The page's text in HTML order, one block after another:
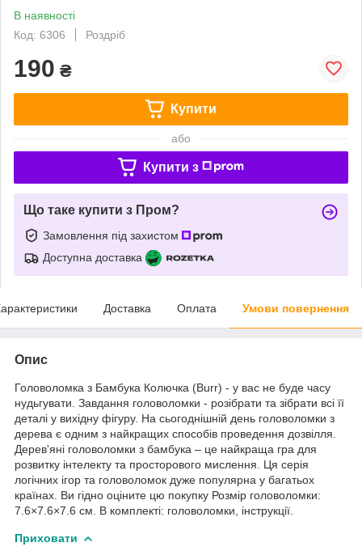
В наявності
Код: 6306
Роздріб
190 ₴
Купити
або
Купити з
Що таке купити з Пром?
Замовлення під захистом
Доступна доставка
Доставка Оплата Умови повернення
Опис
Головоломка з Бамбука Колючка (Burr) - у вас не буде часу
нудьгувати. Завдання головоломки - розібрати та зібрати всі її
деталі у вихідну фігуру. На сьогоднішній день головоломки з
дерева є одним з найкращих способів проведення дозвілля.
Дерев'яні головоломки з бамбука – це найкраща гра для
розвитку інтелекту та просторового мислення. Ця серія
логічних ігор та головоломок дуже популярна у багатьох
країнах. Ви гідно оціните цю покупку Розмір головоломки:
7.6×7.6×7.6 см. В комплекті: головоломки, інструкції.
Приховати